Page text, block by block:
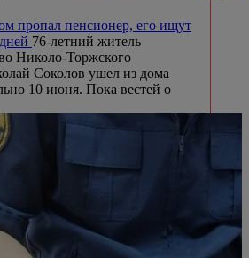
пропал пенсионер, его ищут
76-летний житель
Николо-Торжского
Соколов ушел из дома
10 июня. Пока вестей о